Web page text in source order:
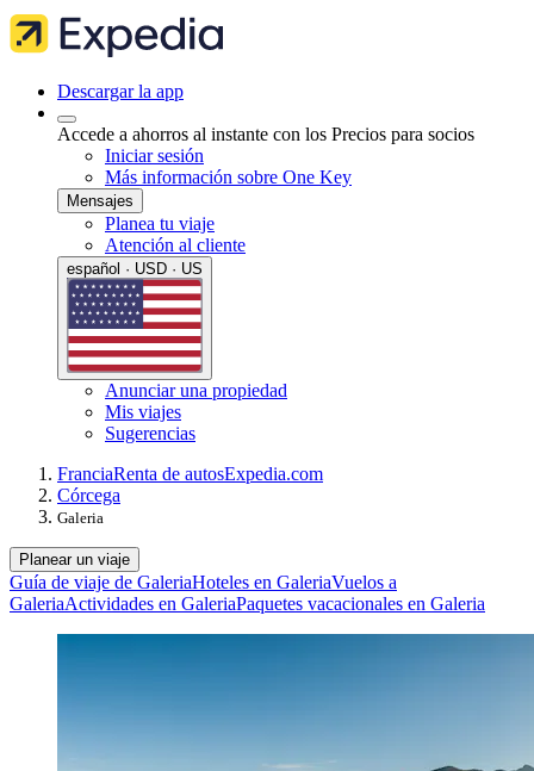
Descargar la app
Accede a ahorros al instante con los Precios para socios
Iniciar sesión
Más información sobre One Key
Mensajes
Planea tu viaje
Atención al cliente
español · USD · US
Anunciar una propiedad
Mis viajes
Sugerencias
FranciaRenta de autosExpedia.com
Córcega
Galeria
Planear un viaje
Guía de viaje de GaleriaHoteles en GaleriaVuelos a
GaleriaActividades en GaleriaPaquetes vacacionales en Galeria